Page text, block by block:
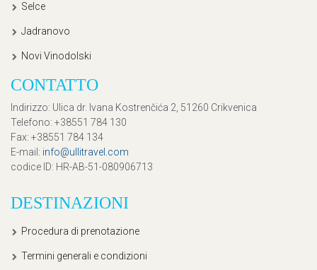
Selce
Jadranovo
Novi Vinodolski
CONTATTO
Indirizzo: Ulica dr. Ivana Kostrenčića 2, 51260 Crikvenica
Telefono: +38551 784 130
Fax: +38551 784 134
E-mail : info@ullitravel.com
codice ID: HR-AB-51-080906713
DESTINAZIONI
Procedura di prenotazione
Termini generali e condizioni